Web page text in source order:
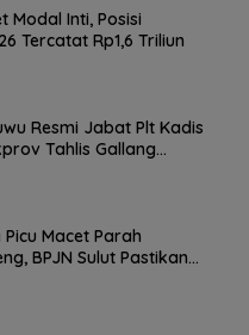
Modal Inti, Posisi
Tercatat Rp1,6 Triliun
Resmi Jabat Plt Kadis
Tahlis Gallang
Macet Parah
BPJN Sulut Pastikan